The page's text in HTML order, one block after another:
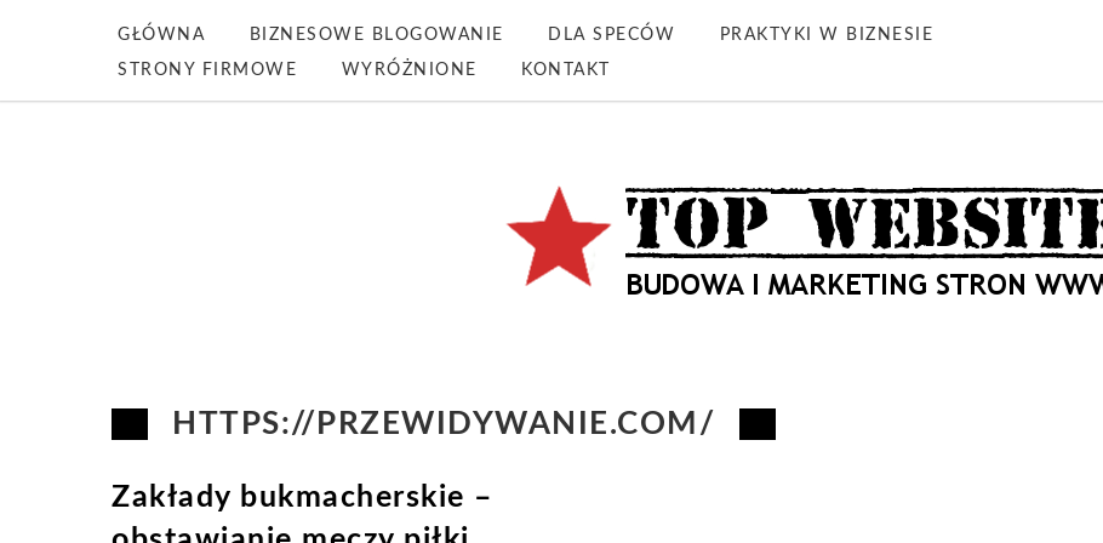
GŁÓWNA BIZNESOWE BLOGOWANIE DLA SPECÓW PRAKTYKI W BIZNESIE
STRONY FIRMOWE WYRÓŻNIONE KONTAKT
HTTPS://PRZEWIDYWANIE.COM/
Zakłady bukmacherskie –